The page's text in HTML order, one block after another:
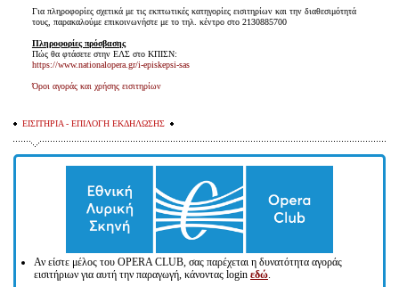
Για πληροφορίες σχετικά με τις εκπτωτικές κατηγορίες εισιτηρίων και την διαθεσιμότητά
τους, παρακαλούμε επικοινωνήστε με το τηλ. κέντρο στο 2130885700
Πληροφορίες πρόσβασης
Πώς θα φτάσετε στην ΕΛΣ στο ΚΠΙΣΝ:
https://www.nationalopera.gr/i-episkepsi-sas
Όροι αγοράς και χρήσης εισιτηρίων
ΕΙΣΙΤΗΡΙΑ - ΕΠΙΛΟΓΗ ΕΚΔΗΛΩΣΗΣ
Αν είστε μέλος του OPERA CLUΒ, σας παρέχεται η δυνατότητα αγοράς
εισιτήριων για αυτή την παραγωγή, κάνοντας login εδώ.